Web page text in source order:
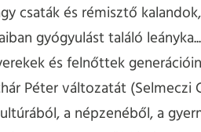
csaták és rémisztő
gyógyulást találó
és felnőttek
Péter változatát (Selmeczi
a népzenéből, a